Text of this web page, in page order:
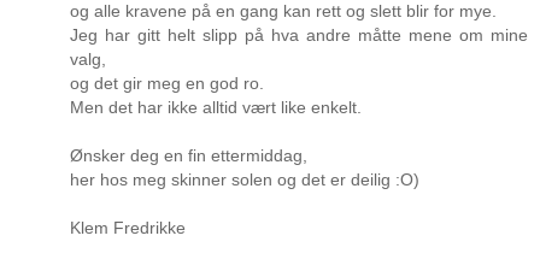
og alle kravene på en gang kan rett og slett blir for mye.
Jeg har gitt helt slipp på hva andre måtte mene om mine
valg,
og det gir meg en god ro.
Men det har ikke alltid vært like enkelt.
Ønsker deg en fin ettermiddag,
her hos meg skinner solen og det er deilig :O)
Klem Fredrikke